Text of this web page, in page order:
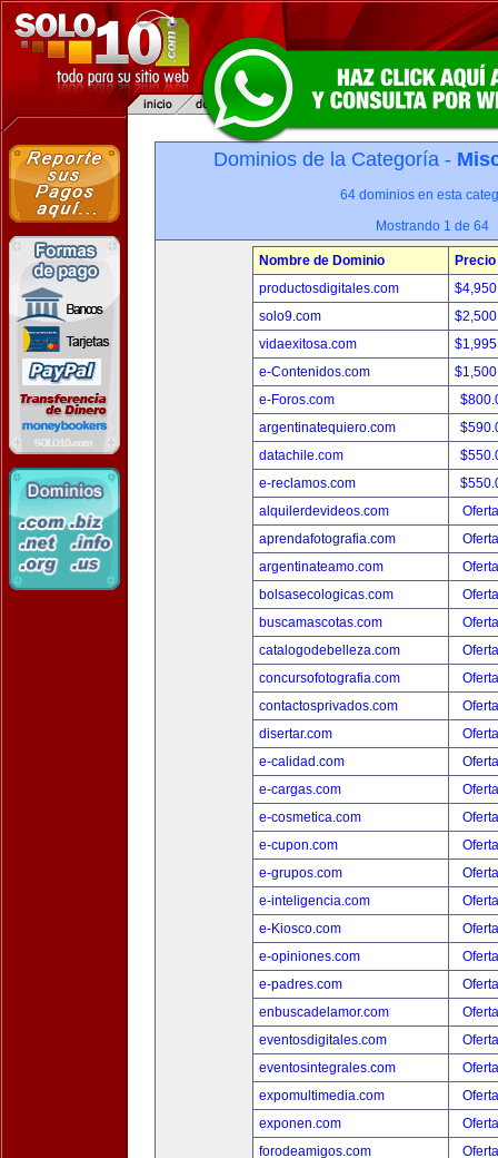
Dominios de la Categoría -
64 dominios en esta
Mostrando 1 de 64
Nombre de Dominio
Precio
productosdigitales.com
solo9.com
vidaexitosa.com
e-Contenidos.com
e-Foros.com
argentinatequiero.com
datachile.com
e-reclamos.com
alquilerdevideos.com
aprendafotografia.com
argentinateamo.com
bolsasecologicas.com
buscamascotas.com
catalogodebelleza.com
concursofotografia.com
contactosprivados.com
disertar.com
e-calidad.com
e-cargas.com
e-cosmetica.com
e-cupon.com
e-grupos.com
e-inteligencia.com
e-Kiosco.com
e-opiniones.com
e-padres.com
enbuscadelamor.com
eventosdigitales.com
eventosintegrales.com
expomultimedia.com
exponen.com
forodeamigos.com